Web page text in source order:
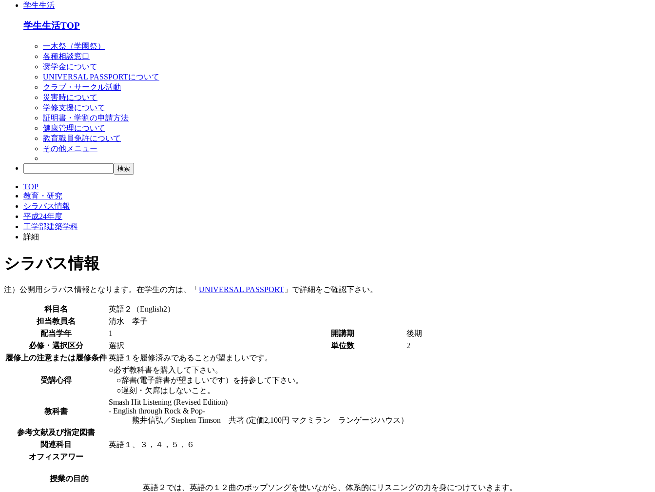
学生生活
学生生活TOP
一木祭（学園祭）
各種相談窓口
奨学金について
UNIVERSAL PASSPORTについて
クラブ・サークル活動
災害時について
学修支援について
証明書・学割の申請方法
健康管理について
教育職員免許について
その他メニュー
TOP
教育・研究
シラバス情報
平成24年度
工学部建築学科
詳細
シラバス情報
注）公開用シラバス情報となります。在学生の方は、「 UNIVERSAL PASSPORT 」で詳細をご確認下さい。
科目名
英語２（English2）
担当教員名
清水 孝子
配当学年
1 開講期
後期
必修・選択区分
選択 単位数
2
履修上の注意または履修条件 英語１を履修済みであることが望ましいです。
受講心得
○必ず教科書を購入して下さい。
○辞書(電子辞書が望ましいです）を持参して下さい。
○遅刻・欠席はしないこと。
教科書
Smash Hit Listening (Revised Edition)
- English through Rock & Pop-
熊井信弘／Stephen Timson 共著 (定価2,100円 マクミラン ランゲージハウス）
参考文献及び指定図書
関連科目
英語１、３，４，５，６
オフィスアワー
授業の目的
英語２では、英語の１２曲のポップソングを使いながら、体系的にリスニングの力を身につけていきます。